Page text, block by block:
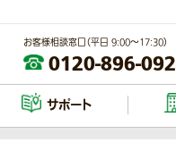
お客様相談窓口（平日 9:00～17:30）
0120-896-092
サポート